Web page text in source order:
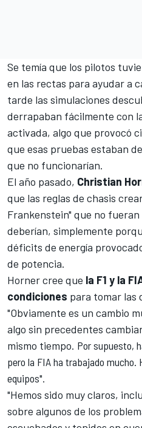
Se temía que los pilotos
en las rectas para ayudar a
tarde las simulaciones
derrapaban fácilmente con
activada, algo que provocó
que esas pruebas estaban
que no funcionarían.
El año pasado, Christian
que las reglas de chasis
Frankenstein" que no fueran
deberían, simplemente
déficits de energía
de potencia.
Horner cree que la F1 y la
condiciones para tomar las
"Obviamente es un cambio
algo sin precedentes
mismo tiempo. Por supuesto,
pero la FIA ha trabajado mucho.
equipos".
"Hemos sido muy claros,
sobre algunos de los